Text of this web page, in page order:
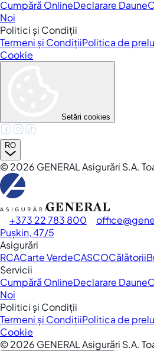
Cumpără OnlineDeclarare Daune
Noi
Politici și Condiții
Termeni și CondițiiPolitica de
Cookie
Setări cookies
RO
©2026 GENERAL Asigurări S.A.
+373 22 783 800 office
Pușkin, 47/5
Asigurări
RCACarte VerdeCASCOCălătorii
Servicii
Cumpără OnlineDeclarare Daune
Noi
Politici și Condiții
Termeni și CondițiiPolitica de
Cookie
©2026 GENERAL Asigurări S.A.